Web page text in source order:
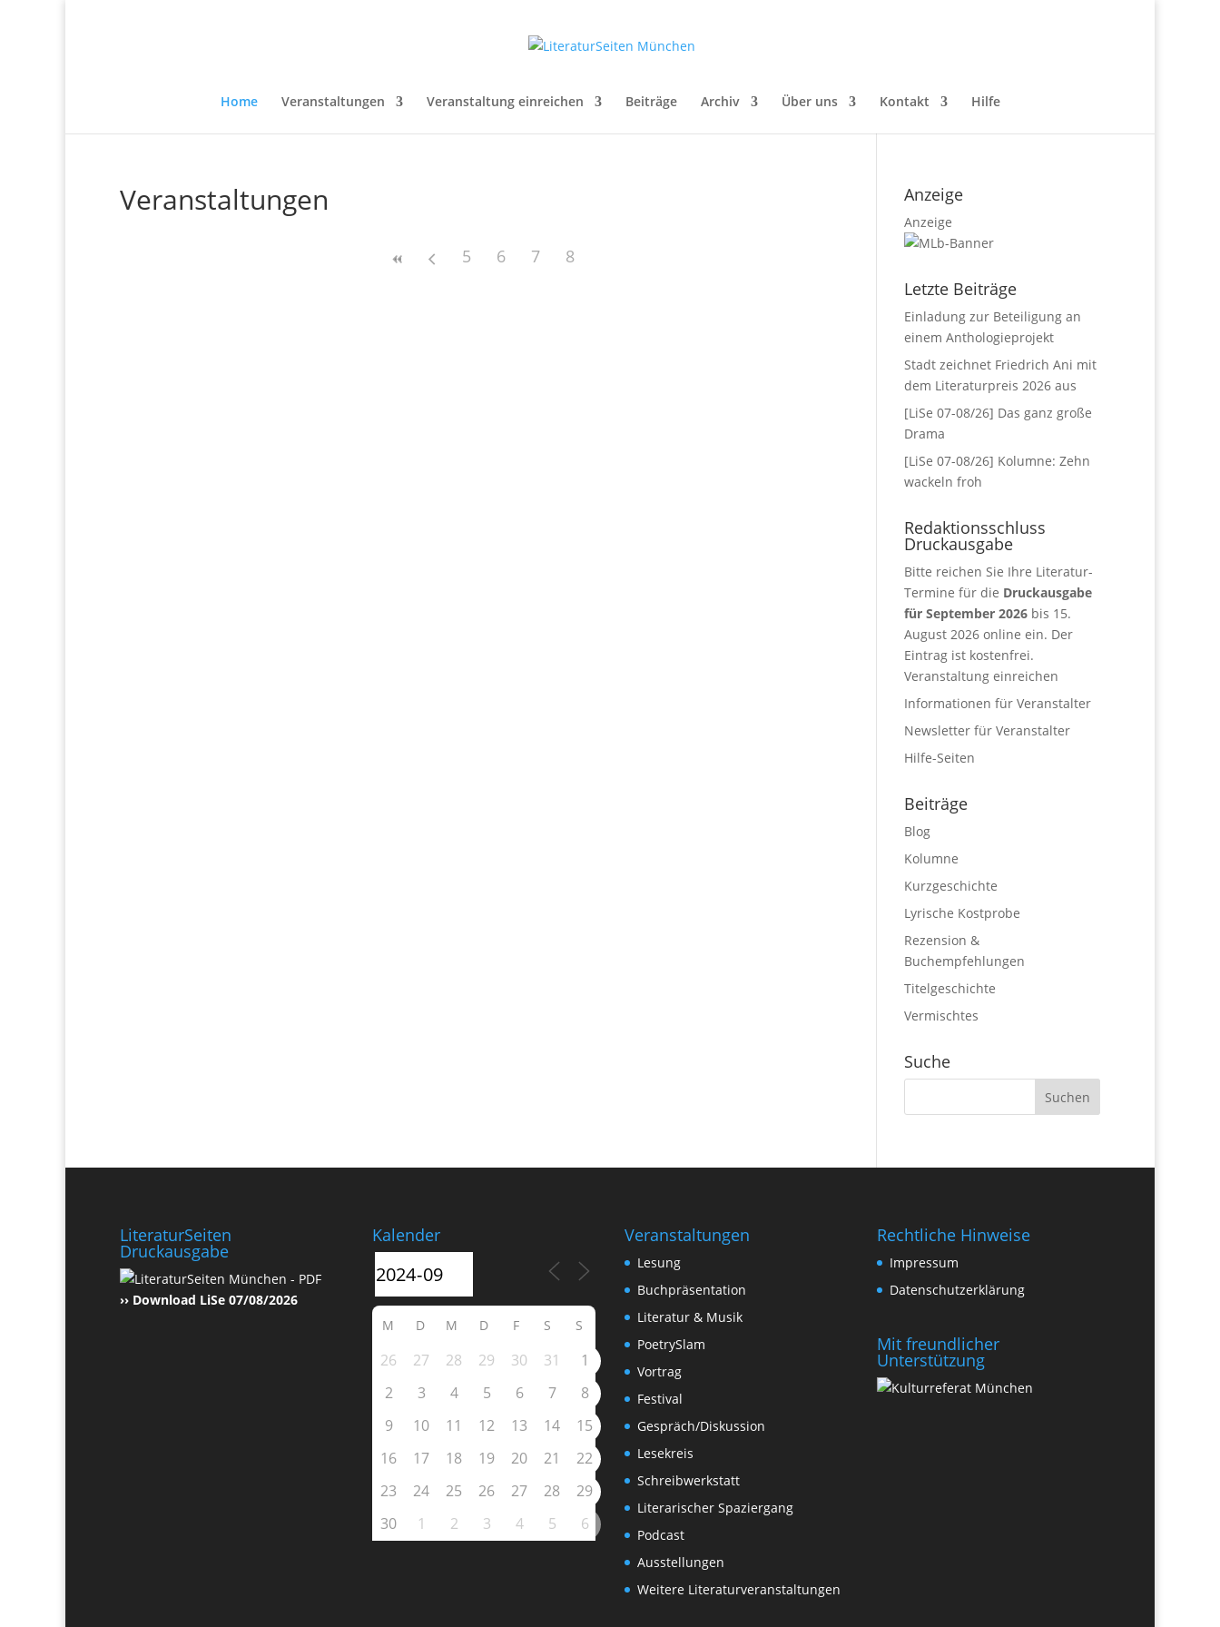
Home Veranstaltungen Veranstaltung einreichen Beiträge Archiv Über uns Kontakt Hilfe
Veranstaltungen
5 6 7 8
Anzeige
Anzeige
Letzte Beiträge
Einladung zur Beteiligung an
einem Anthologieprojekt
Stadt zeichnet Friedrich Ani mit
dem Literaturpreis 2026 aus
[LiSe 07-08/26] Das ganz große
Drama
[LiSe 07-08/26] Kolumne: Zehn
wackeln froh
Redaktionsschluss
Druckausgabe
Bitte reichen Sie Ihre Literatur-
Termine für die Druckausgabe
für September 2026 bis 15.
August 2026 online ein. Der
Eintrag ist kostenfrei.
Veranstaltung einreichen
Informationen für Veranstalter
Newsletter für Veranstalter
Hilfe-Seiten
Beiträge
Blog
Kolumne
Kurzgeschichte
Lyrische Kostprobe
Rezension &
Buchempfehlungen
Titelgeschichte
Vermischtes
Suche
LiteraturSeiten
Druckausgabe
›› Download LiSe 07/08/2026
Kalender
M D M D F S S
26 27 28 29 30 31
1
2
3 4 5 6 7
8
9
10 11 12 13 14
15
16
17 18 19 20 21
22
23
24 25 26 27 28
29
30
1 2 3 4 5 6
Veranstaltungen
Lesung
Buchpräsentation
Literatur & Musik
PoetrySlam
Vortrag
Festival
Gespräch/Diskussion
Lesekreis
Schreibwerkstatt
Literarischer Spaziergang
Podcast
Ausstellungen
Weitere Literaturveranstaltungen
Rechtliche Hinweise
Impressum
Datenschutzerklärung
Mit freundlicher
Unterstützung